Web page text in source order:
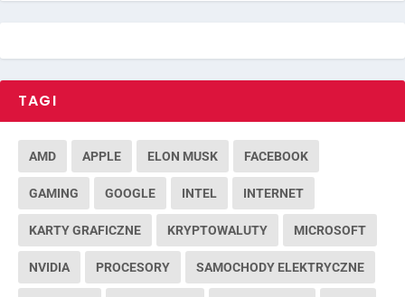
TAGI
AMD APPLE ELON MUSK FACEBOOK
GAMING GOOGLE INTEL INTERNET
KARTY GRAFICZNE KRYPTOWALUTY MICROSOFT
NVIDIA PROCESORY SAMOCHODY ELEKTRYCZNE